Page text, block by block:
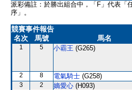
派彩備註：於勝出組合中，「F」代表「
序」。
競賽事件報告
名次
馬號 馬名
1 5 小霸王 (G265)
2 8 電氣騎士 (G258)
3 2 嫡愛心 (H093)